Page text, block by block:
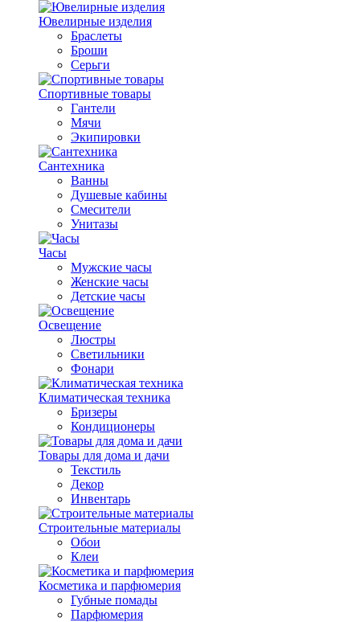
Ювелирные изделия
Браслеты
Броши
Серьги
Спортивные товары
Гантели
Мячи
Экипировки
Сантехника
Ванны
Душевые кабины
Смесители
Унитазы
Часы
Мужские часы
Женские часы
Детские часы
Освещение
Люстры
Светильники
Фонари
Климатическая техника
Бризеры
Кондиционеры
Товары для дома и дачи
Текстиль
Декор
Инвентарь
Строительные материалы
Обои
Клеи
Косметика и парфюмерия
Губные помады
Парфюмерия